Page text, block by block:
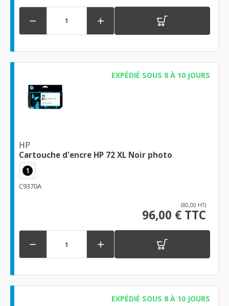
 
EXPÉDIÉ SOUS 8 À 10 JOURS
HP
Cartouche d'encre HP 72 XL Noir photo
1
C9370A
(80,00 HT)
96,00 € TTC
 
EXPÉDIÉ SOUS 8 À 10 JOURS